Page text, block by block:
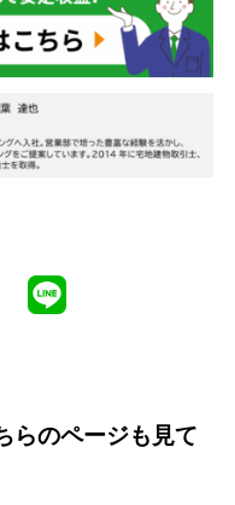
らのページも見て